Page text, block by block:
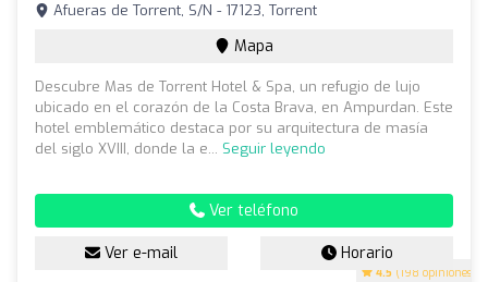
4.5 (198 opiniones)
Afueras de Torrent, S/N - 17123, Torrent
Mapa
Descubre Mas de Torrent Hotel & Spa, un refugio de lujo
ubicado en el corazón de la Costa Brava, en Ampurdan. Este
hotel emblemático destaca por su arquitectura de masía
del siglo XVIII, donde la e... Seguir leyendo
Ver teléfono
Ver e-mail Horario